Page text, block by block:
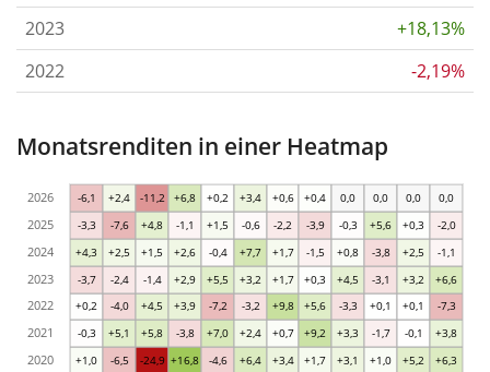
2023
+18,13%
2022
-2,19%
Monatsrenditen in einer Heatmap
+1,0 -6,5 -24,9 +16,8 -4,6 +6,4 +3,4 +1,7 +3,1 +1,0 +5,2 +6,3
-0,3 +5,1 +5,8 -3,8 +7,0 +2,4 +0,7 +9,2 +3,3 -1,7 -0,1 +3,8
+0,2 -4,0 +4,5 +3,9 -7,2 -3,2 +9,8 +5,6 -3,3 +0,1 +0,1 -7,3
-3,7 -2,4 -1,4 +2,9 +5,5 +3,2 +1,7 +0,3 +4,5 -3,1 +3,2 +6,6
+4,3 +2,5 +1,5 +2,6 -0,4 +7,7 +1,7 -1,5 +0,8 -3,8 +2,5 -1,1
-3,3 -7,6 +4,8 -1,1 +1,5 -0,6 -2,2 -3,9 -0,3 +5,6 +0,3 -2,0
-6,1 +2,4 -11,2 +6,8 +0,2 +3,4 +0,6 +0,4 0,0 0,0 0,0 0,0
2020
2021
2022
2023
2024
2025
2026